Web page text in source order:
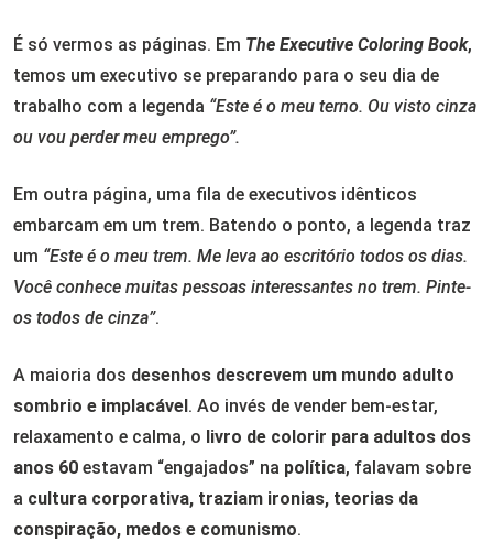
É só vermos as páginas. Em The Executive Coloring Book,
temos um executivo se preparando para o seu dia de
trabalho com a legenda “Este é o meu terno. Ou visto cinza
ou vou perder meu emprego”.
Em outra página, uma fila de executivos idênticos
embarcam em um trem. Batendo o ponto, a legenda traz
um “Este é o meu trem. Me leva ao escritório todos os dias.
Você conhece muitas pessoas interessantes no trem. Pinte-
os todos de cinza”.
A maioria dos desenhos descrevem um mundo adulto
sombrio e implacável. Ao invés de vender bem-estar,
relaxamento e calma, o livro de colorir para adultos dos
anos 60 estavam “engajados” na política, falavam sobre
a cultura corporativa, traziam ironias, teorias da
conspiração, medos e comunismo.